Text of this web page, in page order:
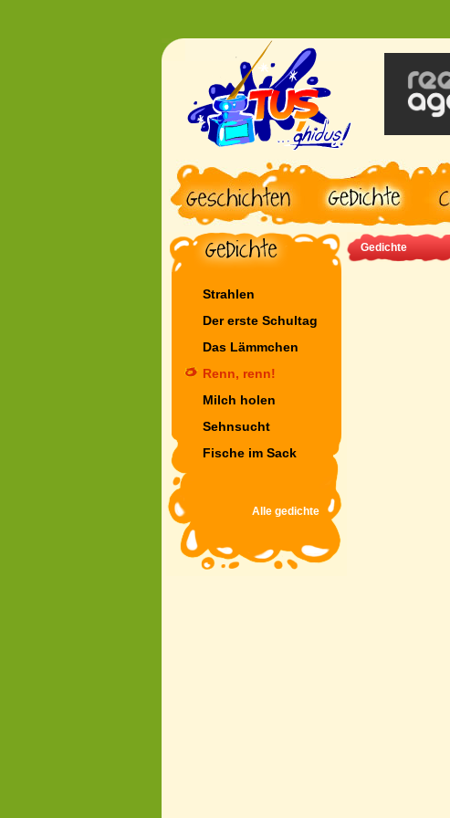
Strahlen
Der erste Schultag
Das Lämmchen
Renn, renn!
Milch holen
Sehnsucht
Fische im Sack
Alle gedichte
Gedichte